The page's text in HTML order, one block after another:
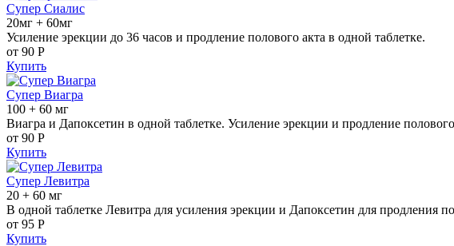
Супер Сиалис
20мг + 60мг
Усиление эрекции до 36 часов и продление полового акта в одной таблетке.
от 90 Р
Купить
Супер Виагра
100 + 60 мг
Виагра и Дапоксетин в одной таблетке. Усиление эрекции и продление
от 90 Р
Купить
Супер Левитра
20 + 60 мг
В одной таблетке Левитра для усиления эрекции и Дапоксетин для продления
от 95 Р
Купить